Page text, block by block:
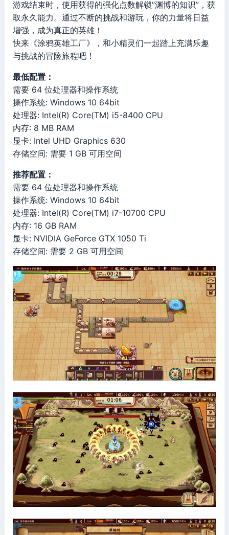
游戏结束时，使用获得的强化点数解锁“渊博的知识”，获
取永久能力。通过不断的挑战和游玩，你的力量将日益
增强，成为真正的英雄！
快来《涂鸦英雄工厂》，和小精灵们一起踏上充满乐趣
与挑战的冒险旅程吧！
最低配置：
需要 64 位处理器和操作系统
操作系统: Windows 10 64bit
处理器: Intel(R) Core(TM) i5-8400 CPU
内存: 8 MB RAM
显卡: Intel UHD Graphics 630
存储空间: 需要 1 GB 可用空间
推荐配置：
需要 64 位处理器和操作系统
操作系统: Windows 10 64bit
处理器: Intel(R) Core(TM) i7-10700 CPU
内存: 16 GB RAM
显卡: NVIDIA GeForce GTX 1050 Ti
存储空间: 需要 2 GB 可用空间